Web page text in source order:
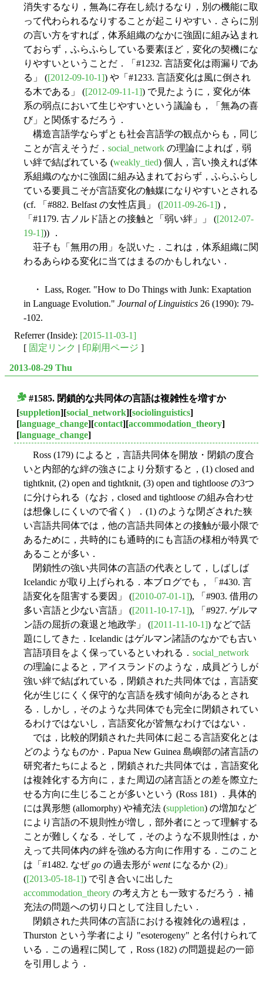
消失するなり，無為に存在し続けるなり，別の機能に取
って代わられるなりすることが起こりやすい．さらに別
の言い方をすれば，体系組織のなかに強固に組み込まれ
ておらず，ふらふらしている要素ほど，変化の契機にな
りやすいということだ．「#1232. 言語変化は雨漏りであ
る」 ([2012-09-10-1]) や「#1233. 言語変化は風に倒され
る木である」 ([2012-09-11-1]) で見たように，変化が体
系の弱点において生じやすいという議論も，「無為の喜
び」と関係するだろう．
構造言語学ならずとも社会言語学の観点からも，同じ
ことが言えそうだ． social_network の理論によれば，弱
い絆で結ばれている (weakly_tied) 個人，言い換えれば体
系組織のなかに強固に組み込まれておらず，ふらふらし
ている要員こそが言語変化の触媒になりやすいとされる
(cf. 「#882. Belfast の女性店員」 ([2011-09-26-1])，
「#1179. 古ノルド語との接触と「弱い絆」」 ([2012-07-
19-1])) ．
荘子も「無用の用」を説いた．これは，体系組織に関
わるあらゆる変化に当てはまるのかもしれない．
・ Lass, Roger. "How to Do Things with Junk: Exaptation
in Language Evolution." Journal of Linguistics 26 (1990): 79-
-102.
Referrer (Inside): [2015-11-03-1]
[ 固定リンク | 印刷用ページ ]
2013-08-29 Thu
#1585. 閉鎖的な共同体の言語は複雑性を増すか
[suppletion][social_network][sociolinguistics]
[language_change][contact][accommodation_theory]
[language_change]
Ross (179) によると，言語共同体を開放・閉鎖の度合
いと内部的な絆の強さにより分類すると，(1) closed and
tightknit, (2) open and tightknit, (3) open and tightloose の3つ
に分けられる（なお，closed and tightloose の組み合わせ
は想像しにくいので省く）．(1) のような閉ざされた狭
い言語共同体では，他の言語共同体との接触が最小限で
あるために，共時的にも通時的にも言語の様相が特異で
あることが多い．
閉鎖性の強い共同体の言語の代表として，しばしば
Icelandic が取り上げられる．本ブログでも，「#430. 言
語変化を阻害する要因」 ([2010-07-01-1]), 「#903. 借用の
多い言語と少ない言語」 ([2011-10-17-1]), 「#927. ゲルマ
ン語の屈折の衰退と地政学」 ([2011-11-10-1]) などで話
題にしてきた．Icelandic はゲルマン諸語のなかでも古い
言語項目をよく保っているといわれる． social_network
の理論によると，アイスランドのような，成員どうしが
強い絆で結ばれている，閉鎖された共同体では，言語変
化が生じにくく保守的な言語を残す傾向があるとされ
る．しかし，そのような共同体でも完全に閉鎖されてい
るわけではないし，言語変化が皆無なわけではない．
では，比較的閉鎖された共同体に起こる言語変化とは
どのようなものか．Papua New Guinea 島嶼部の諸言語の
研究者たちによると，閉鎖された共同体では，言語変化
は複雑化する方向に，また周辺の諸言語との差を際立た
せる方向に生じることが多いという (Ross 181) ．具体的
には異形態 (allomorphy) や補充法 (suppletion) の増加など
により言語の不規則性が増し，部外者にとって理解する
ことが難しくなる．そして，そのような不規則性は，か
えって共同体内の絆を強める方向に作用する．このこと
は「#1482. なぜgo の過去形が wentになるか (2)」
([2013-05-18-1]) で引き合いに出した
accommodation_theory の考え方とも一致するだろう．補
充法の問題への切り口として注目したい．
閉鎖された共同体の言語における複雑化の過程は，
Thurston という学者により "esoterogeny" と名付けられて
いる．この過程に関して，Ross (182) の問題提起の一節
を引用しよう．